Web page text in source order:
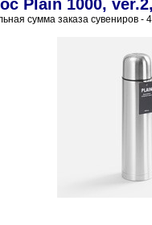
Plain 1000,
сумма заказа сувениров -